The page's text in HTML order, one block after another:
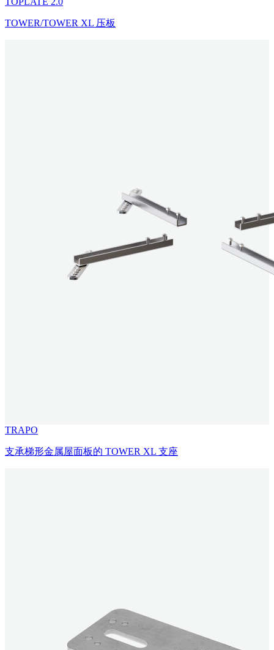
TOWER/TOWER XL 压板
TRAPO
支承梯形金属屋面板的 TOWER XL 支座